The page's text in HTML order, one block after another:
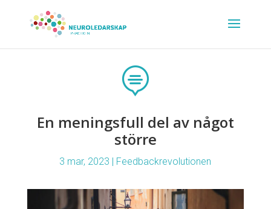

En meningsfull del av något
större
3 mar, 2023 | Feedbackrevolutionen